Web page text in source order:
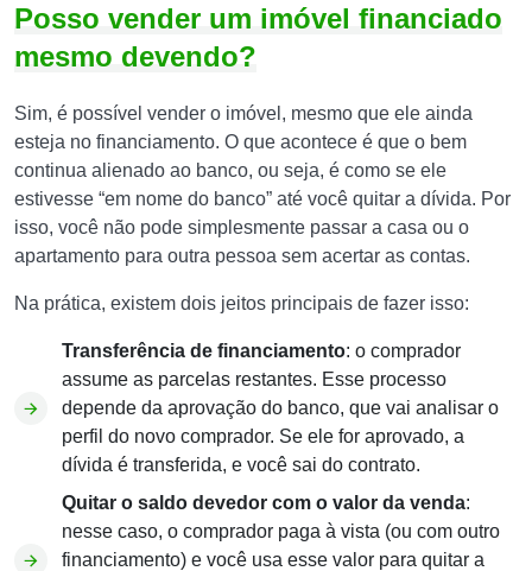
Posso vender um imóvel financiado
mesmo devendo?
Sim, é possível vender o imóvel, mesmo que ele ainda
esteja no financiamento. O que acontece é que o bem
continua alienado ao banco, ou seja, é como se ele
estivesse “em nome do banco” até você quitar a dívida. Por
isso, você não pode simplesmente passar a casa ou o
apartamento para outra pessoa sem acertar as contas.
Na prática, existem dois jeitos principais de fazer isso:
Transferência de financiamento: o comprador
assume as parcelas restantes. Esse processo
depende da aprovação do banco, que vai analisar o
perfil do novo comprador. Se ele for aprovado, a
dívida é transferida, e você sai do contrato.
Quitar o saldo devedor com o valor da venda:
nesse caso, o comprador paga à vista (ou com outro
financiamento) e você usa esse valor para quitar a